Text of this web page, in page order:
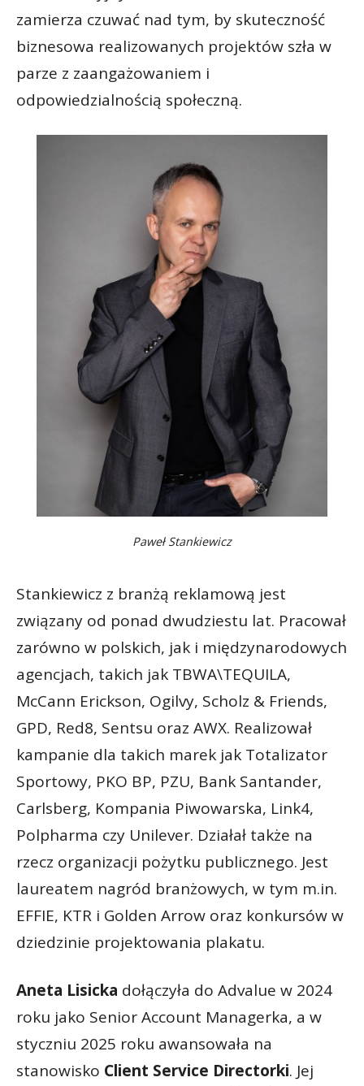
zamierza czuwać nad tym, by skuteczność
biznesowa realizowanych projektów szła w
parze z zaangażowaniem i
odpowiedzialnością społeczną.
Paweł Stankiewicz
Stankiewicz z branżą reklamową jest
związany od ponad dwudziestu lat. Pracował
zarówno w polskich, jak i międzynarodowych
agencjach, takich jak TBWA\TEQUILA,
McCann Erickson, Ogilvy, Scholz & Friends,
GPD, Red8, Sentsu oraz AWX. Realizował
kampanie dla takich marek jak Totalizator
Sportowy, PKO BP, PZU, Bank Santander,
Carlsberg, Kompania Piwowarska, Link4,
Polpharma czy Unilever. Działał także na
rzecz organizacji pożytku publicznego. Jest
laureatem nagród branżowych, w tym m.in.
EFFIE, KTR i Golden Arrow oraz konkursów w
dziedzinie projektowania plakatu.
Aneta Lisicka dołączyła do Advalue w 2024
roku jako Senior Account Managerka, a w
styczniu 2025 roku awansowała na
stanowisko Client Service Directorki. Jej